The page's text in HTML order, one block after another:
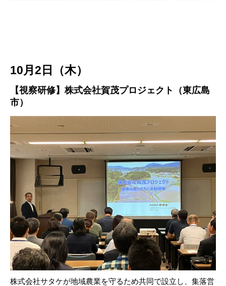
10月2日（木）
【視察研修】株式会社賀茂プロジェクト（東広島
市）
株式会社サタケが地域農業を守るため共同で設立し、集落営